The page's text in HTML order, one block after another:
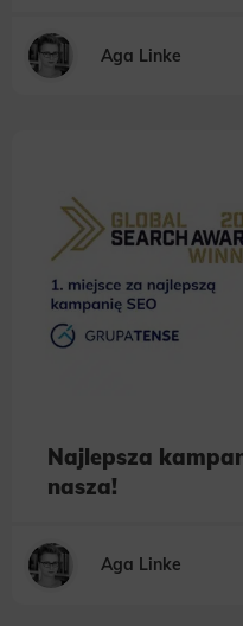
Aga Linke
Najlepsza
nasza!
Aga Linke